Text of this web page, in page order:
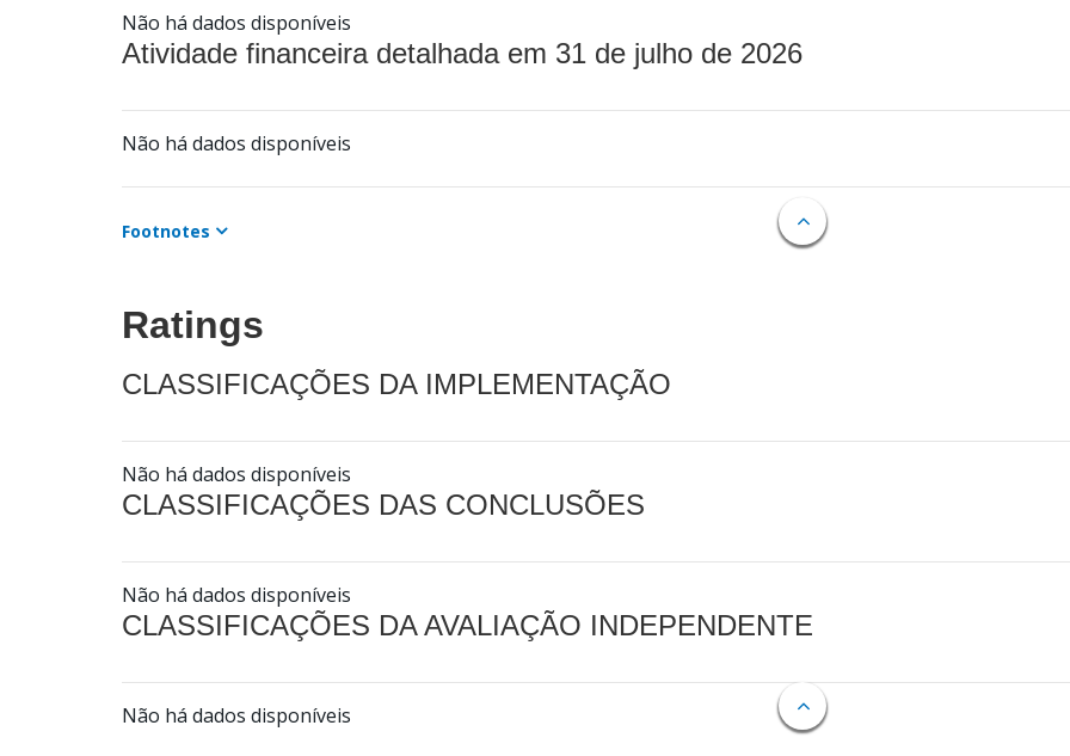
Não há dados disponíveis
Atividade financeira detalhada em 31 de julho de 2026
Não há dados disponíveis
Footnotes
Ratings
CLASSIFICAÇÕES DA IMPLEMENTAÇÃO
Não há dados disponíveis
CLASSIFICAÇÕES DAS CONCLUSÕES
Não há dados disponíveis
CLASSIFICAÇÕES DA AVALIAÇÃO INDEPENDENTE
Não há dados disponíveis